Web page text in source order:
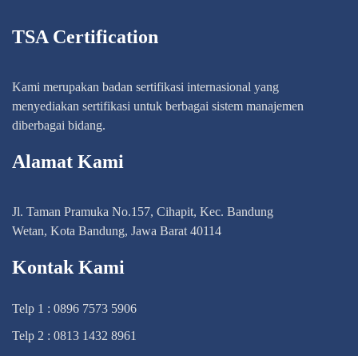
TSA Certification
Kami merupakan badan sertifikasi internasional yang
menyediakan sertifikasi untuk berbagai sistem manajemen
diberbagai bidang.
Alamat Kami
Jl. Taman Pramuka No.157, Cihapit, Kec. Bandung
Wetan, Kota Bandung, Jawa Barat 40114
Kontak Kami
Telp 1 : 0896 7573 5906
Telp 2 : 0813 1432 8961